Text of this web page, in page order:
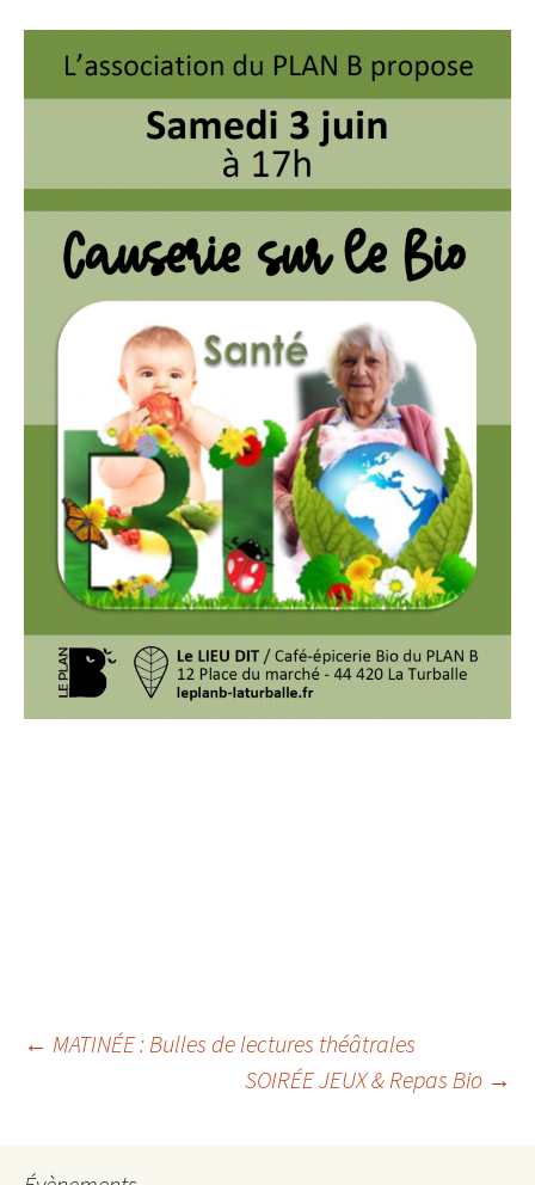
Navigation
← MATINÉE : Bulles de lectures théâtrales
SOIRÉE JEUX & Repas Bio →